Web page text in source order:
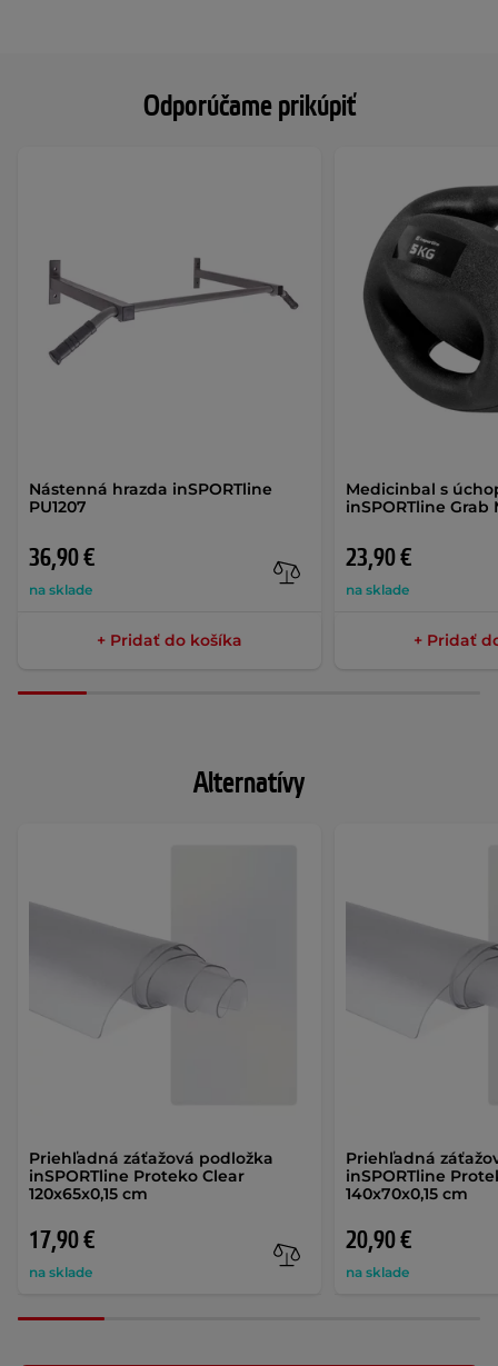
Odporúčame prikúpiť
Nástenná hrazda inSPORTline
PU1207
36,90 €
na sklade
+ Pridať do košíka
Medicinbal s
inSPORTline Grab
23,90 €
na sklade
+ Pridať
Alternatívy
Priehľadná záťažová podložka
inSPORTline Proteko Clear
120x65x0,15 cm
17,90 €
na sklade
Priehľadná
inSPORTline
140x70x0,15 cm
20,90 €
na sklade